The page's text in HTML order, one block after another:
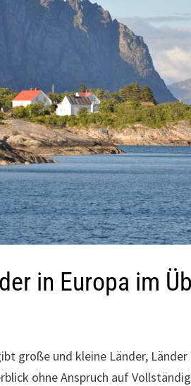
in Europa im
große und kleine Länder,
ohne Anspruch auf